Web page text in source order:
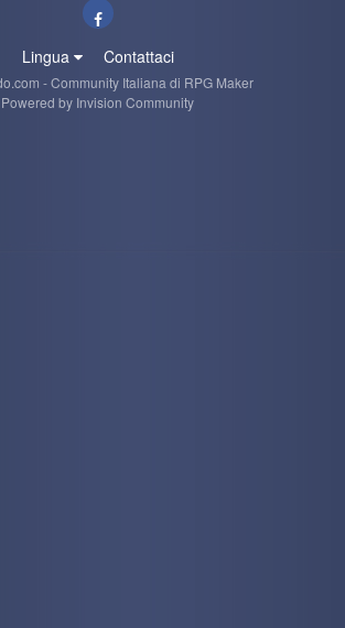
Lingua Contattaci
- Community Italiana di RPG Maker
Powered by Invision Community